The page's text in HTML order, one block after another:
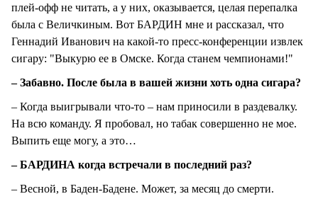
плей-офф не читать, а у них, оказывается, целая перепалка
была с Величкиным. Вот БАРДИН мне и рассказал, что
Геннадий Иванович на какой-то пресс-конференции извлек
сигару: "Выкурю ее в Омске. Когда станем чемпионами!"
– Забавно. После была в вашей жизни хоть одна сигара?
– Когда выигрывали что-то – нам приносили в раздевалку.
На всю команду. Я пробовал, но табак совершенно не мое.
Выпить еще могу, а это…
– БАРДИНА когда встречали в последний раз?
– Весной, в Баден-Бадене. Может, за месяц до смерти.